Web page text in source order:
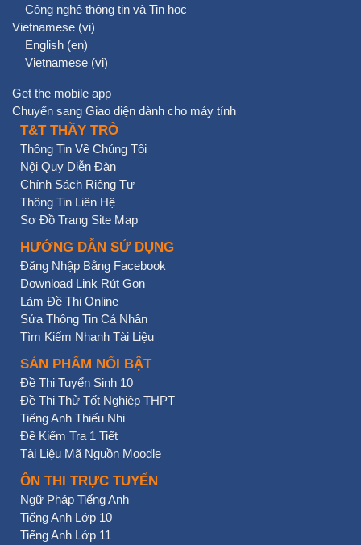
Công nghệ thông tin và Tin học
Vietnamese ‎(vi)‎
English ‎(en)‎
Vietnamese ‎(vi)‎
Get the mobile app
Chuyển sang Giao diện dành cho máy tính
T&T THẦY TRÒ
Thông Tin Về Chúng Tôi
Nội Quy Diễn Đàn
Chính Sách Riêng Tư
Thông Tin Liên Hệ
Sơ Đồ Trang Site Map
HƯỚNG DẪN SỬ DỤNG
Đăng Nhập Bằng Facebook
Download Link Rút Gọn
Làm Đề Thi Online
Sửa Thông Tin Cá Nhân
Tìm Kiếm Nhanh Tài Liệu
SẢN PHẨM NỔI BẬT
Đề Thi Tuyển Sinh 10
Đề Thi Thử Tốt Nghiệp THPT
Tiếng Anh Thiếu Nhi
Đề Kiểm Tra 1 Tiết
Tài Liệu Mã Nguồn Moodle
ÔN THI TRỰC TUYẾN
Ngữ Pháp Tiếng Anh
Tiếng Anh Lớp 10
Tiếng Anh Lớp 11